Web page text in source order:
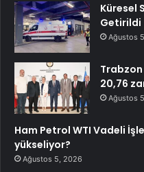
Küresel
Getirildi
Ağustos
Trabzon
20,76
Ağustos
Ham Petrol WTI Vadeli
yükseliyor?
Ağustos 5, 2026